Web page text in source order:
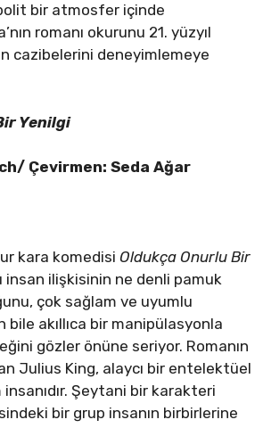
bir atmosfer içinde
romanı okurunu 21. yüzyıl
cazibelerini deneyimlemeye
Yenilgi
Çevirmen: Seda Ağar
kara komedisi Oldukça Onurlu Bir
insan ilişkisinin ne denli pamuk
çok sağlam ve uyumlu
bile akıllıca bir manipülasyonla
gözler önüne seriyor. Romanın
Julius King, alaycı bir entelektüel
insanıdır. Şeytani bir karakteri
bir grup insanın birbirlerine